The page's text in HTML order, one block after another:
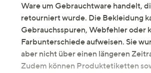
Ware um Gebrauchtware handelt,
retourniert wurde. Die Bekleidung
Gebrauchsspuren, Webfehler oder
Farbunterschiede aufweisen. Sie
aber nicht über einen längeren
Zudem können Produktetiketten